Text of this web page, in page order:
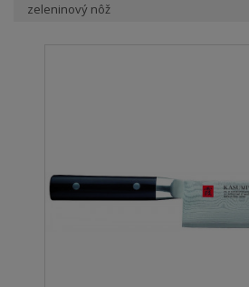
zeleninový nôž